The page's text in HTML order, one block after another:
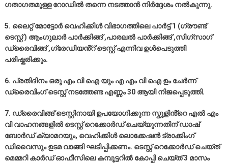
ഗതാഗതമുള്ള റോഡിൽ തന്നെ നടത്താൻ നിർദ്ദേശം നൽകുന്നു.
5. ലൈറ്റ് മോട്ടോർ വെഹിക്കിൾ വിഭാഗത്തിലെ പാർട്ട് 1 (ഗ്രൗണ്ട്
ടെസ്റ്റ് ) ആംഗുലാർ പാർക്കിങ്ങ് ,പാരലൽ പാർക്കിങ്ങ് ,സിഗ്സാഗ്
ഡ്രൈവിങ്ങ് ,ഗ്രേഡിയൻ്റ് ടെസ്റ്റ് എന്നിവ ഉൾപെടുത്തി
പരിഷ്കരിക്കും.
6. പ്രതിദിനം ഒരു എം വി ഐ യും എ എം വി ഐ ഉം ചേർന്ന്
ഡ്രൈവിംഗ് ടെസ്റ്റ് നടത്തേണ്ട എണ്ണം 30 ആയി നിജപ്പെടുത്തി.
7. ഡ്രൈവിങ്ങ് ടെസ്റ്റിനായി ഉപയോഗിക്കുന്ന സ്കൂളിൻ്റെ എൽ എം
വി വാഹനങ്ങളിൽ ടെസ്റ്റ് റെക്കോർഡ് ചെയ്യുന്നതിന് ഡാഷ്
ബോർഡ് ക്യാമറയും, വെഹിക്കിൾ ലൊക്കേഷൻ ട്രാക്കിംഗ്
ഡിവൈസും ഉടമ വാങ്ങി ഘടിപ്പിക്കണം. ടെസ്റ്റ് റെക്കോർഡ് ചെയ്ത്
മെമ്മറി കാർഡ് ഓഫീസിലെ കമ്പൂട്ടറിൽ കോപ്പി ചെയ്ത് 3 മാസം